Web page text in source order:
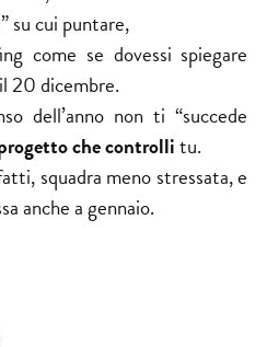
su cui puntare,
come se dovessi spiegare
20 dicembre.
dell’anno non ti “succede
che controllitu.
squadra meno stressata, e
anche a gennaio.